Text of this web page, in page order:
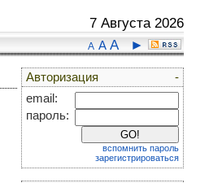
7 Августа 2026
A A A ►
-
Авторизация
email:
пароль:
вспомнить пароль
зарегистрироваться